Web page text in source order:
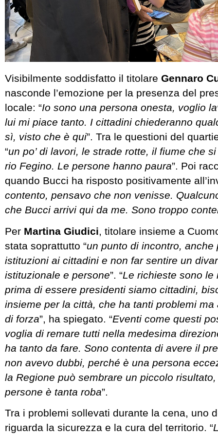
Visibilmente soddisfatto il titolare Gennaro
nasconde l’emozione per la presenza del
locale: “Io sono una persona onesta, voglio
lui mi piace tanto. I cittadini chiederanno
sì, visto che è qui”. Tra le questioni del
“un po’ di lavori, le strade rotte, il fiume che
rio Fegino. Le persone hanno paura”. Poi
quando Bucci ha risposto positivamente
contento, pensavo che non venisse.
che Bucci arrivi qui da me. Sono troppo
Per Martina Giudici , titolare insieme a
stata soprattutto “un punto di incontro, anche
istituzioni ai cittadini e non far sentire un
istituzionale e persone”. “Le richieste sono le
prima di essere presidenti siamo cittadini,
insieme per la città, che ha tanti problemi ma
di forza”, ha spiegato. “Eventi come questi
voglia di remare tutti nella medesima
ha tanto da fare. Sono contenta di avere il
non avevo dubbi, perché è una persona
la Regione può sembrare un piccolo
persone è tanta roba”.
Tra i problemi sollevati durante la cena, uno
riguarda la sicurezza e la cura del territorio. “